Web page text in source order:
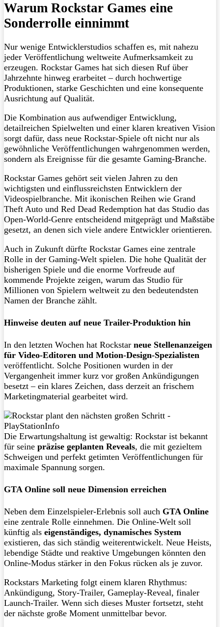
Warum Rockstar Games eine
Sonderrolle einnimmt
Nur wenige Entwicklerstudios schaffen es, mit nahezu
jeder Veröffentlichung weltweite Aufmerksamkeit zu
erzeugen. Rockstar Games hat sich diesen Ruf über
Jahrzehnte hinweg erarbeitet – durch hochwertige
Produktionen, starke Geschichten und eine konsequente
Ausrichtung auf Qualität.
Die Kombination aus aufwendiger Entwicklung,
detailreichen Spielwelten und einer klaren kreativen Vision
sorgt dafür, dass neue Rockstar-Spiele oft nicht nur als
gewöhnliche Veröffentlichungen wahrgenommen werden,
sondern als Ereignisse für die gesamte Gaming-Branche.
Rockstar Games gehört seit vielen Jahren zu den
wichtigsten und einflussreichsten Entwicklern der
Videospielbranche. Mit ikonischen Reihen wie Grand
Theft Auto und Red Dead Redemption hat das Studio das
Open-World-Genre entscheidend mitgeprägt und Maßstäbe
gesetzt, an denen sich viele andere Entwickler orientieren.
Auch in Zukunft dürfte Rockstar Games eine zentrale
Rolle in der Gaming-Welt spielen. Die hohe Qualität der
bisherigen Spiele und die enorme Vorfreude auf
kommende Projekte zeigen, warum das Studio für
Millionen von Spielern weltweit zu den bedeutendsten
Namen der Branche zählt.
Hinweise deuten auf neue Trailer-Produktion hin
In den letzten Wochen hat Rockstar neue Stellenanzeigen
für Video-Editoren und Motion-Design-Spezialisten
veröffentlicht. Solche Positionen wurden in der
Vergangenheit immer kurz vor großen Ankündigungen
besetzt – ein klares Zeichen, dass derzeit an frischem
Marketingmaterial gearbeitet wird.
Die Erwartungshaltung ist gewaltig: Rockstar ist bekannt
für seine präzise geplanten Reveals, die mit gezieltem
Schweigen und perfekt getimten Veröffentlichungen für
maximale Spannung sorgen.
GTA Online soll neue Dimension erreichen
Neben dem Einzelspieler-Erlebnis soll auch GTA Online
eine zentrale Rolle einnehmen. Die Online-Welt soll
künftig als eigenständiges, dynamisches System
existieren, das sich ständig weiterentwickelt. Neue Heists,
lebendige Städte und reaktive Umgebungen könnten den
Online-Modus stärker in den Fokus rücken als je zuvor.
Rockstars Marketing folgt einem klaren Rhythmus:
Ankündigung, Story-Trailer, Gameplay-Reveal, finaler
Launch-Trailer. Wenn sich dieses Muster fortsetzt, steht
der nächste große Moment unmittelbar bevor.